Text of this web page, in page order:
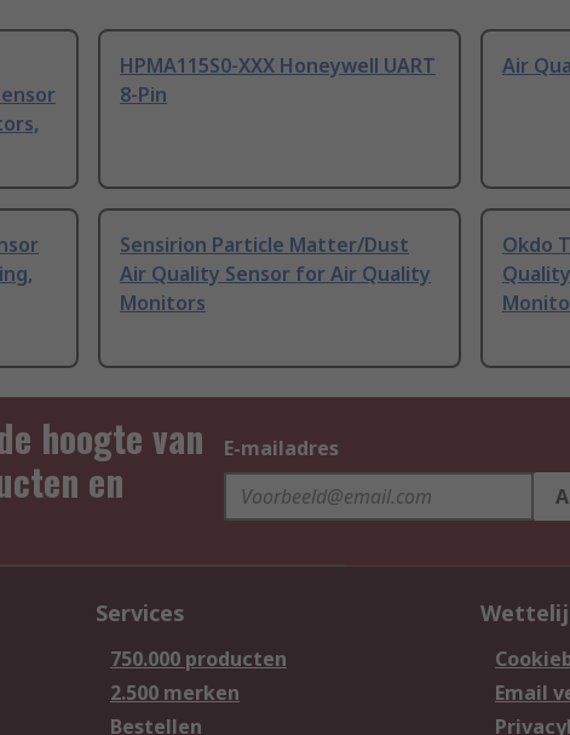
HPMA115S0-XXX Honeywell UART
8-Pin
Air
Sensirion Particle Matter/Dust
Air Quality Sensor for Air Quality
Monitors
Okdo
hoogte van
en
E-mailadres
Services
750.000 producten
2.500 merken
Bestellen
Email